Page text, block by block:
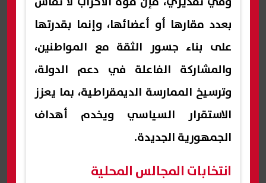
بعدد مقارها أو أعضائها، وإنما بقدرتها
على بناء جسور الثقة مع المواطنين،
والمشاركة الفاعلة في دعم الدولة،
وترسيخ الممارسة الديمقراطية، بما يعزز
الاستقرار السياسي ويخدم أهداف
الجمهورية الجديدة.
انتخابات المجالس المحلية